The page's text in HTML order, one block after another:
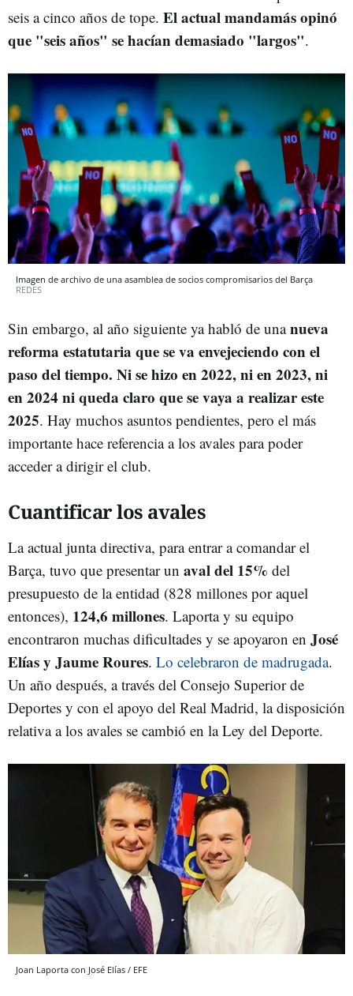
seis a cinco años de tope. El actual mandamás opinó
que "seis años" se hacían demasiado "largos".
Imagen de archivo de una asamblea de socios compromisarios del Barça
REDES
Sin embargo, al año siguiente ya habló de unanueva
reforma estatutaria que se va envejeciendo con el
paso del tiempo. Ni se hizo en 2022, ni en 2023, ni
en 2024 ni queda claro que se vaya a realizar este
2025. Hay muchos asuntos pendientes, pero el más
importante hace referencia a los avales para poder
acceder a dirigir el club.
Cuantificar los avales
La actual junta directiva, para entrar a comandar el
Barça, tuvo que presentar un aval del 15% del
presupuesto de la entidad (828 millones por aquel
entonces), 124,6 millones. Laporta y su equipo
encontraron muchas dificultades y se apoyaron en José
Elías y Jaume Roures. Lo celebraron de madrugada.
Un año después, a través del Consejo Superior de
Deportes y con el apoyo del Real Madrid, la disposición
relativa a los avales se cambió en la Ley del Deporte.
Joan Laporta con José Elías / EFE